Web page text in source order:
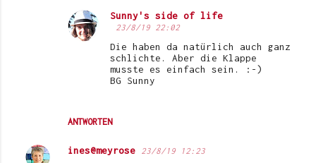
ANTWORTEN
Sunny's side of life
23/8/19 22:02
Die haben da natürlich auch ganz
schlichte. Aber die Klappe
musste es einfach sein. :-)
BG Sunny
ines@meyrose 23/8/19 12:23